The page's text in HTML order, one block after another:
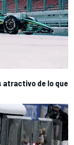
atractivo de lo que